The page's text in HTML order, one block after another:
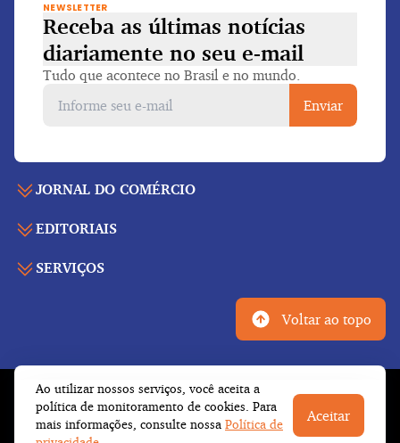
Ao utilizar nossos serviços, você aceita a
política de monitoramento de cookies. Para
mais informações, consulte nossa Política de
Aceitar
Voltar ao topo
JORNAL DO COMÉRCIO
Capa
Fale conosco
Trabalhe conosco
EDITORIAIS
Economia
Esportes
Cultura
Opinião
SERVIÇOS
Galeria de vídeos
Tempo
Newsletter
NEWSLETTER
Receba as últimas notícias
diariamente no seu e-mail
Tudo que acontece no Brasil e no mundo.
Enviar
© Copyright 2026 Empresa Jornalística J.C. Jarros
Ltda.Todos os direitos reservados